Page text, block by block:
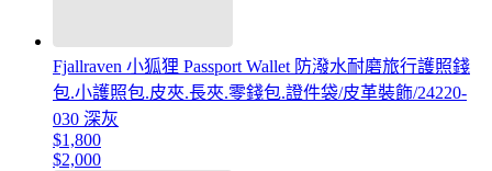
Fjallraven 小狐狸 Passport Wallet 防潑水耐磨旅行護照錢
包.小護照包.皮夾.長夾.零錢包.證件袋/皮革裝飾/24220-
030 深灰
$1,800
$2,000